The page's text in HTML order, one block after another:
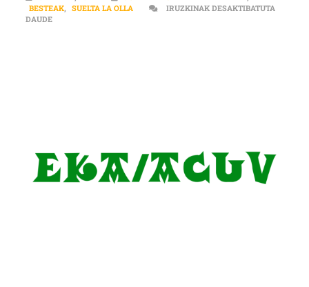
BESTEAK, SUELTA LA OLLA
IRUZKINAK DESAKTIBATUTA
DAUDEEKA-ACUV | TODAVÍA ESTAMOS EN PLAZO PARA RECLAMAR